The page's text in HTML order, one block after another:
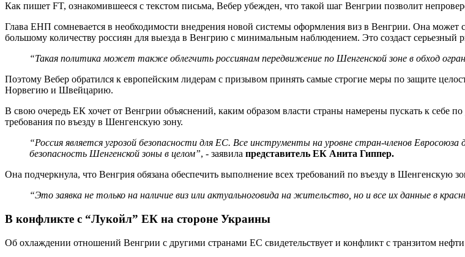
Как пишет FT, ознакомившееся с текстом письма, Вебер убежден, что такой шаг Венгрии позволит
Глава ЕНП сомневается в необходимости внедрения новой системы оформления виз в Венгрии. Она может
большому количеству россиян для выезда в Венгрию с минимальным наблюдением. Это создаст серьезный
“Такая политика может также облегчить россиянам передвижение по Шенгенской зоне в обход
Поэтому Вебер обратился к европейским лидерам с призывом принять самые строгие меры по защите
Норвегию и Швейцарию.
В свою очередь ЕК хочет от Венгрии объяснений, каким образом власти страны намерены пускать к себе
требования по въезду в Шенгенскую зону.
“Россия является угрозой безопасности для ЕС. Все инструменты на уровне стран-членов
безопасность Шенгенской зоны в целом”, - заявила представитель ЕК Анита Гиппер.
Она подчеркнула, что Венгрия обязана обеспечить выполнение всех требований по въезду в Шенгенскую
“Это заявка не только на наличие виз или актуальноговида на жительство, но и все их данные в
В конфликте с “Лукойл” ЕК на стороне Украины
Об охлаждении отношений Венгрии с другими странами ЕС свидетельствует и конфликт с транзитом